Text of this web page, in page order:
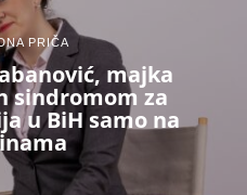
PRIČA
majka
sindromom za
u BiH samo na